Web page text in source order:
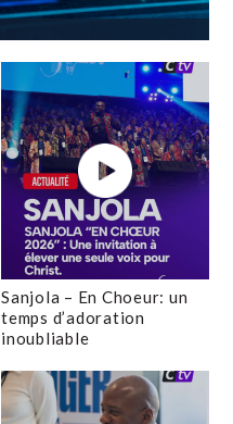
Sanjola – En Choeur: un
temps d’adoration
inoubliable